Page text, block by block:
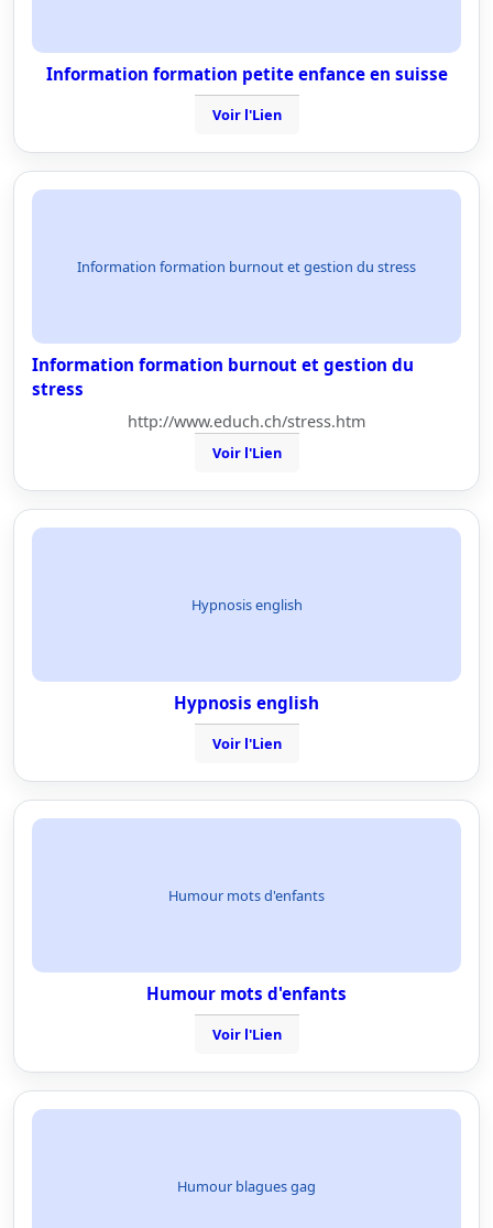
Information formation petite enfance en suisse
Voir l'Lien
Information formation burnout et gestion du stress
Information formation burnout et gestion du
stress
http://www.educh.ch/stress.htm
Voir l'Lien
Hypnosis english
Hypnosis english
Voir l'Lien
Humour mots d'enfants
Humour mots d'enfants
Voir l'Lien
Humour blagues gag